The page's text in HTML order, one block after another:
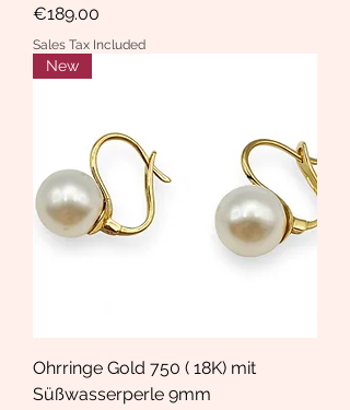
Price
€189.00
Sales Tax Included
New
Ohrringe Gold 750 ( 18K) mit
Süßwasserperle 9mm